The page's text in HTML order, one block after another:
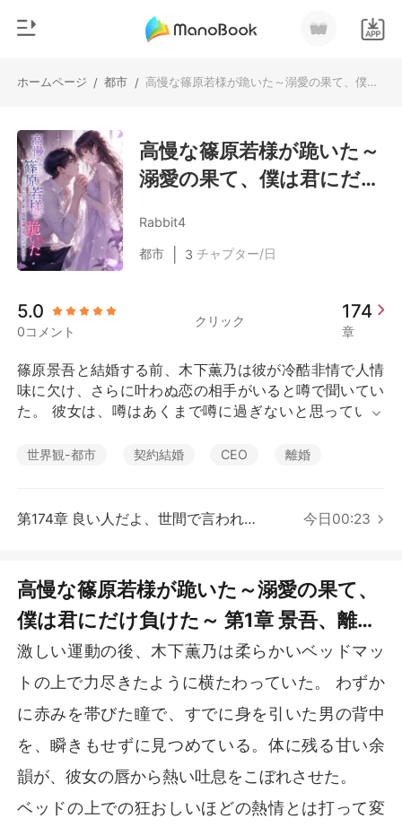
ホームページ / 都市 / 高慢な篠原若様が跪いた～溺愛の果て、僕は君にだけ負けた～
0
チャージ
閲覧履歴
ログアウトします
検索
ジャンル
都市
恋愛
人狼
マフィア
短編傑作
高慢な篠原若様が跪いた～
溺愛の果て、僕は君にだけ
Rabbit4
都市 3 チャプター/日
5.0
0コメント
クリック 174
章
篠原景吾と結婚する前、木下薫乃は彼が冷酷非情で人情
味に欠け、さらに叶わぬ恋の相手がいると噂で聞いてい
た。 彼女は、噂はあくまで噂に過ぎないと思っていた
だ。
もりだった。しかし、次第に景吾への愛に溺れていっ
なかった。
景吾の初恋の人が帰国した時、薫乃ははっと我に返り、
潔く身を引くことを決めたのだ。
北川市中が景吾の離婚を待ち望んでいた。誰もが、彼が
ことを知っていたからだ。
世界観-都市 契約結婚 CEO 離婚
第174章 良い人だよ、世間で言われているのとは少し違う 今日00:23
高慢な篠原若様が跪いた～溺愛の果て、
僕は君にだけ負けた～ 第1章 景吾、離婚
しましょう
激しい運動の後、木下薫乃は柔らかいベッドマッ
トの上で力尽きたように横たわっていた。 わずか
に赤みを帯びた瞳で、すでに身を引いた男の背中
を、瞬きもせずに見つめている。体に残る甘い余
韻が、彼女の唇から熱い吐息をこぼれさせた。
ベッドの上での狂おしいほどの熱情とは打って変